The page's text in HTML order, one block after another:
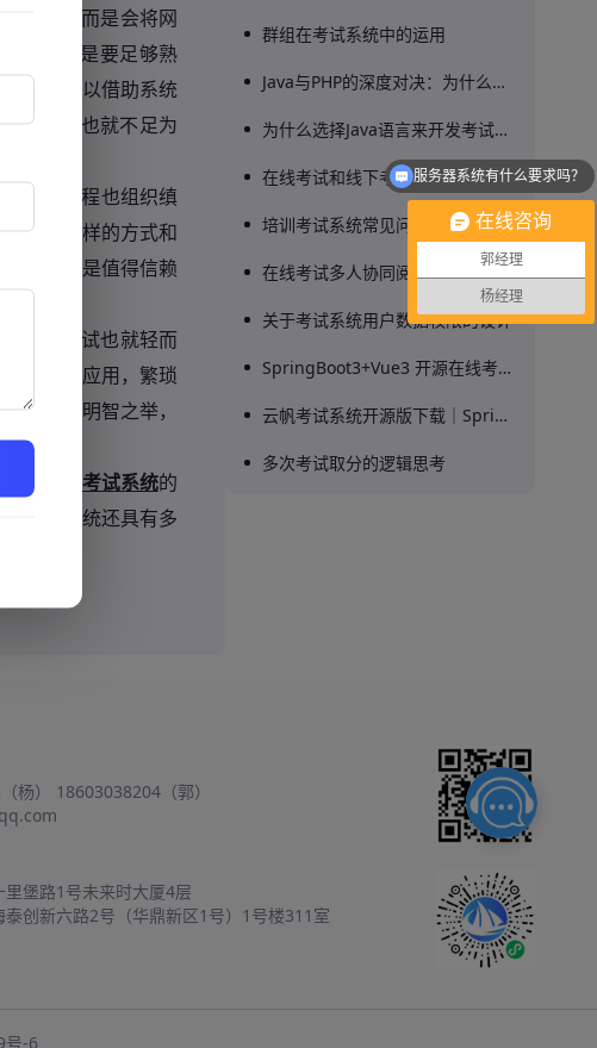
渠道，而是会将网
能特点还是要足够熟
，还可以借助系统
致青睐也就不足为
考试过程也组织缜
采用什么样的方式和
来说就是值得信赖
完成考试也就轻而
统的广泛应用，繁琐
不失为明智之举，
网上报名考试系统的
报名系统还具有多
群组在考试系统中的运用
Java与PHP的深度对决：为什么企业级在线考评最终都选择了Java考试系统？
为什么选择Java语言来开发考试系统？
在线考试和线下考试结合
培训考试系统常见问题 - 私有化部署答疑
在线考试多人协同阅卷功能梳理
关于考试系统用户数据权限的设计
SpringBoot3+Vue3 开源在线考试系统｜云帆考试系统 V2.0 源码下载
云帆考试系统开源版下载｜SpringBoot 在线考试系统源码部署教程，企业轻量化在线考试系统推荐
多次考试取分的逻辑思考
杨）
18603038204（郭）
堡路1号未来时大厦4层
创新六路2号（华鼎新区1号）1号楼311室
号-6
在线咨询
郭经理
杨经理
服务器系统有什么要求吗？